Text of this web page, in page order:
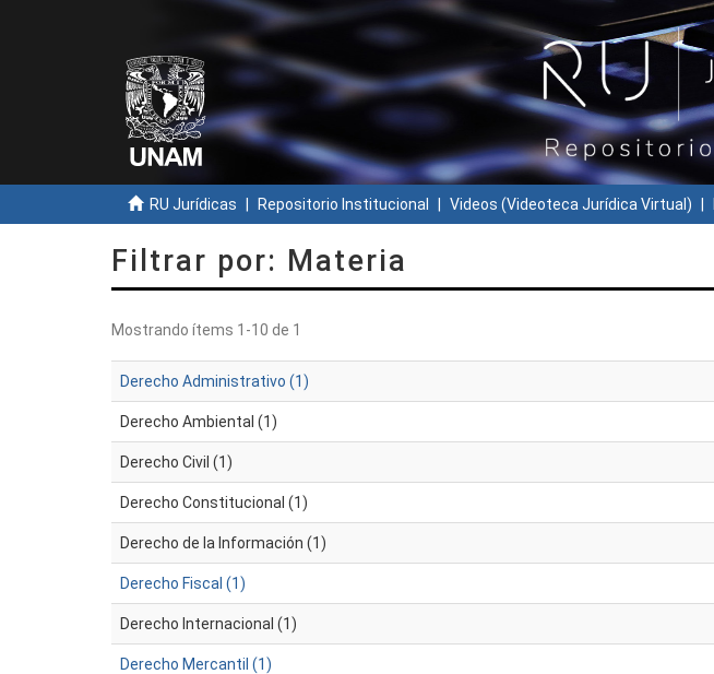
RU Jurídicas Repositorio Institucional Videos (Videoteca Jurídica Virtual)
Filtrar por: Materia
Mostrando ítems 1-10 de 1
Derecho Administrativo (1)
Derecho Ambiental (1)
Derecho Civil (1)
Derecho Constitucional (1)
Derecho de la Información (1)
Derecho Fiscal (1)
Derecho Internacional (1)
Derecho Mercantil (1)